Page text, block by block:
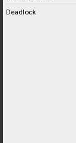
Deadlock